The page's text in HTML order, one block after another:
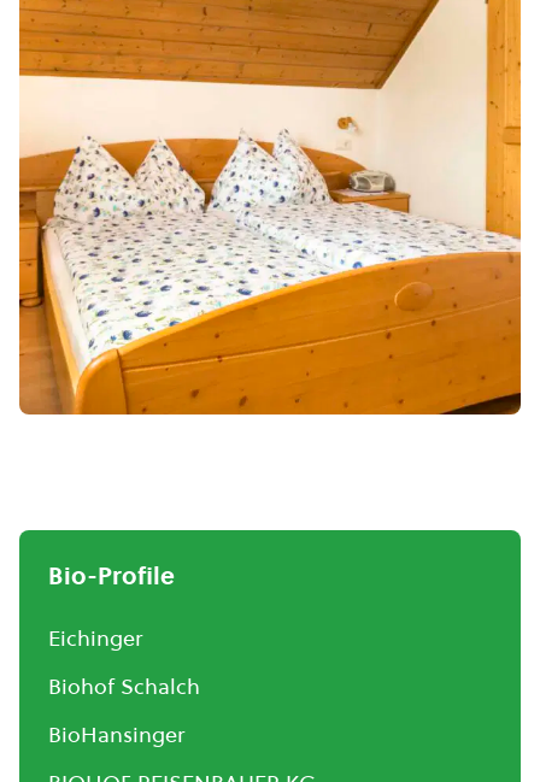
Bio-Profile
Eichinger
Biohof Schalch
BioHansinger